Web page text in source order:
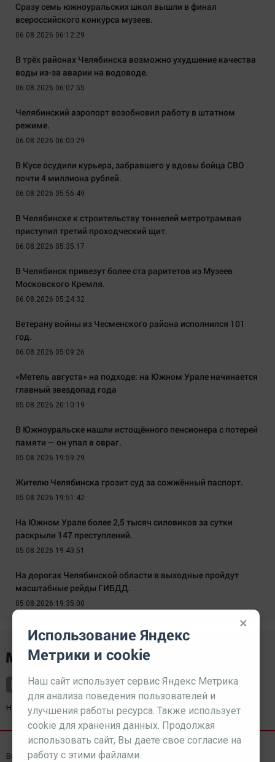
Сразу семь южноуральских школ вышли в финал
всероссийского конкурса музеев.
06.08.2026 06:12:29
В трёх районах Челябинска возможно ухудшение качества
воды из-за аварии на водоводе.
06.08.2026 06:07:55
Челябинский аэропорт возобновил работу в штатном
режиме.
06.08.2026 06:00:29
В Кусе осудили курьера, забравшего у вдовы бойца СВО
почти 4 миллиона рублей.
06.08.2026 05:56:49
В Челябинске к строительству тоннелей метротрамвая
приступил третий проходческий щит.
06.08.2026 05:35:17
В Челябинск привезут более ста раритетов из Музеев
Московского Кремля.
06.08.2026 05:24:32
Ветерану войны из Чесменского района исполнился 101
год.
06.08.2026 05:09:26
«Метель августа» на подходе: на Южном Урале начинается
главный звездопад года
05.08.2026 20:10:19
В Южноуральске нашли истощённого пенсионера с потерей
памяти — он упал в овраг.
05.08.2026 19:59:29
Жителю Челябинска грозит суд за сожжённый паспорт.
05.08.2026 19:51:42
На Южном Урале более 2,5 тысяч силовиков за сутки
раскрыли 147 преступлений.
05.08.2026 19:43:51
На дорогах Челябинской области в выходные пройдут
масштабные рейды ГИБДД.
05.08.2026 19:35:00
Наш партнерkurorty-sochi.ru
Выходные данные СМИ Реклама
×
Использование Яндекс
Метрики и cookie
Наш сайт использует сервис Яндекс Метрика
для анализа поведения пользователей и
улучшения работы ресурса. Также использует
cookie для хранения данных. Продолжая
использовать сайт, Вы даете свое согласие на
работу с этими файлами.